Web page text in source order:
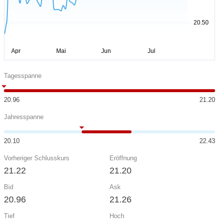
Tagesspanne
20.96 21.20
Jahresspanne
20.10 22.43
Vorheriger Schlusskurs
21.22
Eröffnung
21.20
Bid
20.96
Ask
21.26
Tief Hoch